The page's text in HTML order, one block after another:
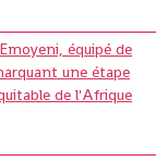
équipé de
une étape
de l'Afrique